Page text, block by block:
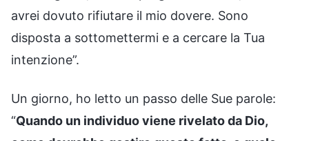
avrei dovuto rifiutare il mio dovere. Sono
disposta a sottomettermi e a cercare la Tua
intenzione”.
Un giorno, ho letto un passo delle Sue parole:
“Quando un individuo viene rivelato da Dio,